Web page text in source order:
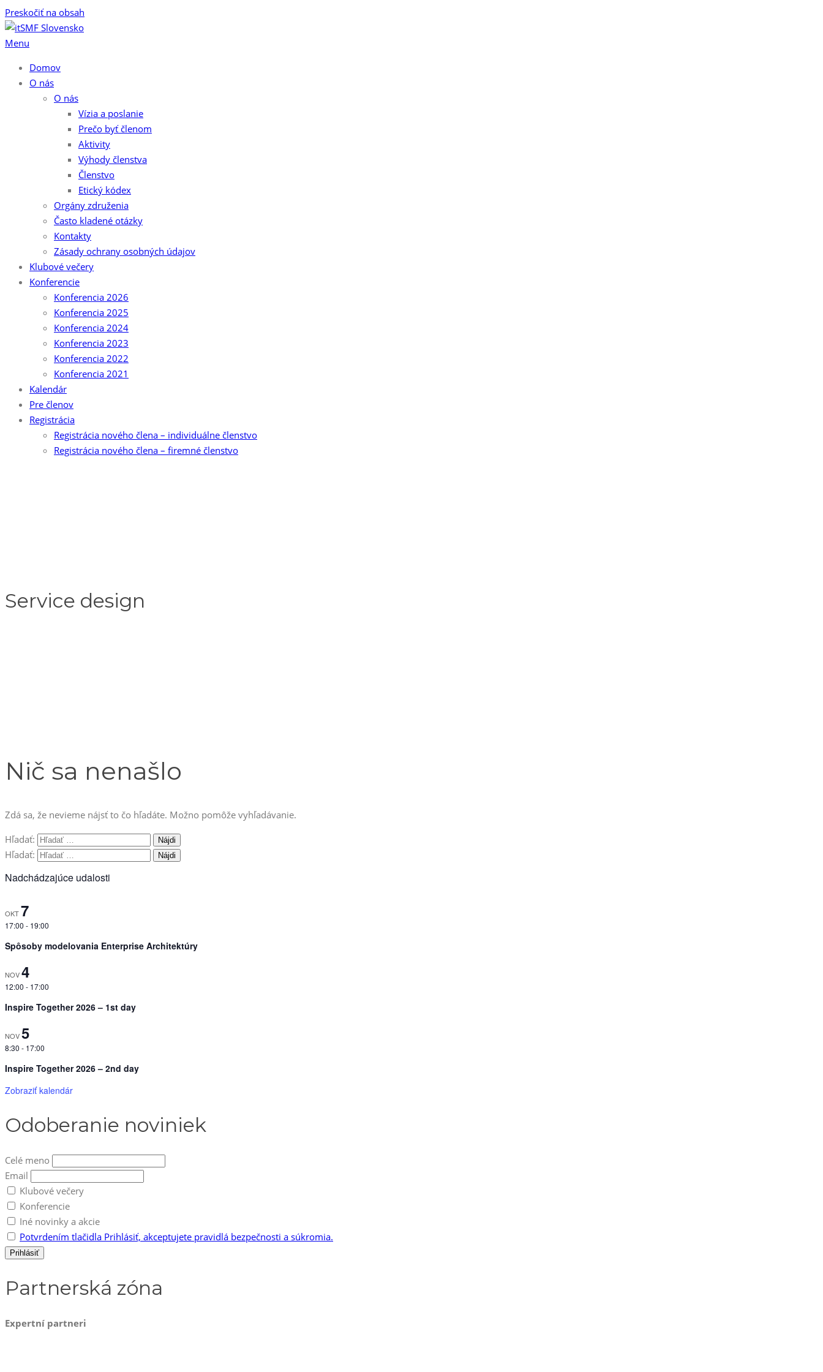
Preskočiť na obsah
Menu
Domov
O nás
O nás
Vízia a poslanie
Prečo byť členom
Aktivity
Výhody členstva
Členstvo
Etický kódex
Orgány združenia
Často kladené otázky
Kontakty
Zásady ochrany osobných údajov
Klubové večery
Konferencie
Konferencia 2026
Konferencia 2025
Konferencia 2024
Konferencia 2023
Konferencia 2022
Konferencia 2021
Kalendár
Pre členov
Registrácia
Registrácia nového člena – individuálne členstvo
Registrácia nového člena – firemné členstvo
Service design
Nič sa nenašlo
Zdá sa, že nevieme nájsť to čo hľadáte. Možno pomôže vyhľadávanie.
Hľadať:
Hľadať:
Nadchádzajúce udalosti
OKT7
17:00 - 19:00
Spôsoby modelovania Enterprise Architektúry
NOV4
12:00 - 17:00
Inspire Together 2026 – 1st day
NOV5
8:30 - 17:00
Inspire Together 2026 – 2nd day
Zobraziť kalendár
Odoberanie noviniek
Celé meno
Email
Klubové večery
Konferencie
Iné novinky a akcie
Potvrdením tlačidla Prihlásiť, akceptujete pravidlá bezpečnosti a súkromia.
Partnerská zóna
Expertní partneri